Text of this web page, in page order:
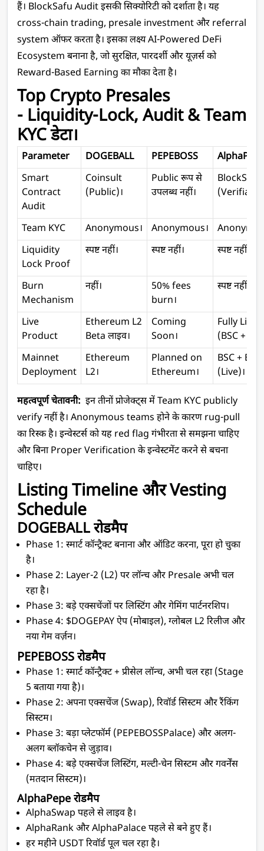
हैं। BlockSafu Audit इसकी सिक्योरिटी को दर्शाता है। यह
cross-chain trading, presale investment और referral
system ऑफर करता है। इसका लक्ष्य AI-Powered DeFi
Ecosystem बनाना है, जो सुरक्षित, पारदर्शी और यूज़र्स को
Reward-Based Earning का मौका देता है।
Top Crypto Presales
- Liquidity-Lock, Audit & Team
KYC डेटा।
Parameter DOGEBALL PEPEBOSS
Smart
Contract
Audit
Coinsult
(Public)।
Public रूप से
उपलब्ध नहीं।
BlockSafu
Team KYC Anonymous। Anonymous।
Liquidity
Lock Proof
स्पष्ट नहीं। स्पष्ट नहीं। स्पष्ट नहीं।
Burn
Mechanism
नहीं।
50% fees
burn।
स्पष्ट नहीं।
Live
Product
Ethereum L2
Beta लाइव।
Coming
Soon।
Fully Live
(BSC +
Mainnet
Deployment
Ethereum
L2।
Planned on
Ethereum।
BSC + ETH
(Live)।
महत्वपूर्ण चेतावनी: इन तीनों प्रोजेक्ट्स में Team KYC publicly
verify नहीं है। Anonymous teams होने के कारण rug-pull
का रिस्क है। इन्वेस्टर्स को यह red flag गंभीरता से समझना चाहिए
और बिना Proper Verification के इन्वेस्टमेंट करने से बचना
चाहिए।
Listing Timeline और Vesting
Schedule
DOGEBALL रोडमैप
Phase 1: स्मार्ट कॉन्ट्रैक्ट बनाना और ऑडिट करना, पूरा हो चुका
है।
Phase 2: Layer-2 (L2) पर लॉन्च और Presale अभी चल
रहा है।
Phase 3: बड़े एक्सचेंजों पर लिस्टिंग और गेमिंग पार्टनरशिप।
Phase 4: $DOGEPAY ऐप (मोबाइल), ग्लोबल L2 रिलीज और
नया गेम वर्ज़न।
PEPEBOSS रोडमैप
Phase 1: स्मार्ट कॉन्ट्रैक्ट + प्रीसेल लॉन्च, अभी चल रहा (Stage
5 बताया गया है)।
Phase 2: अपना एक्सचेंज (Swap), रिवॉर्ड सिस्टम और रैंकिंग
सिस्टम।
Phase 3: बड़ा प्लेटफॉर्म (PEPEBOSSPalace) और अलग-
अलग ब्लॉकचेन से जुड़ाव।
Phase 4: बड़े एक्सचेंज लिस्टिंग, मल्टी-चेन सिस्टम और गवर्नेंस
(मतदान सिस्टम)।
AlphaPepe रोडमैप
AlphaSwap पहले से लाइव है।
AlphaRank और AlphaPalace पहले से बने हुए हैं।
हर महीने USDT रिवॉर्ड पूल चल रहा है।